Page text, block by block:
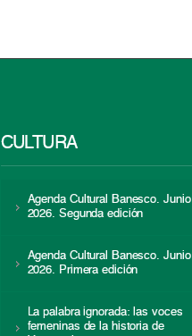
CULTURA
Agenda Cultural Banesco. Junio
2026. Segunda edición
Agenda Cultural Banesco. Junio
2026. Primera edición
La palabra ignorada: las voces
femeninas de la historia de